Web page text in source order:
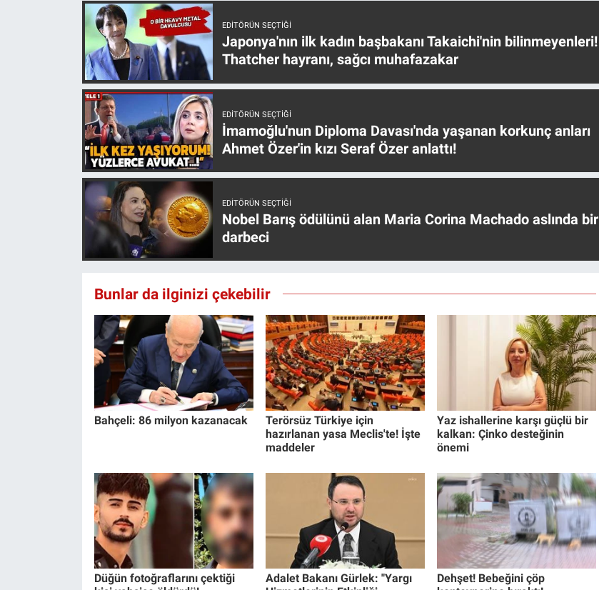
EDITÖRÜN SEÇTIĞI
Japonya'nın ilk kadın başbakanı Takaichi'nin bilinmeyenleri!
Thatcher hayranı, sağcı muhafazakar
EDITÖRÜN SEÇTIĞI
İmamoğlu'nun Diploma Davası'nda yaşanan korkunç anları
Ahmet Özer'in kızı Seraf Özer anlattı!
EDITÖRÜN SEÇTIĞI
Nobel Barış ödülünü alan Maria Corina Machado aslında bir
darbeci
Bunlar da ilginizi çekebilir
Bahçeli: 86 milyon kazanacak
Terörsüz Türkiye için
hazırlanan yasa Meclis'te! İşte
maddeler
Yaz ishallerine karşı güçlü bir
kalkan: Çinko desteğinin
önemi
Düğün fotoğraflarını çektiği
Adalet Bakanı Gürlek: "Yargı
Dehşet! Bebeğini çöp